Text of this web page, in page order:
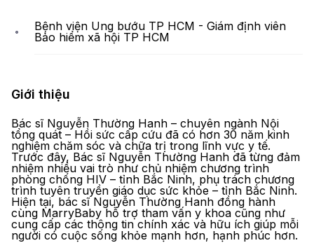
Bệnh viện Ung bướu TP HCM - Giám định viên
Bảo hiểm xã hội TP HCM
Giới thiệu
Bác sĩ Nguyễn Thường Hanh – chuyên ngành Nội
tổng quát – Hồi sức cấp cứu đã có hơn 30 năm kinh
nghiệm chăm sóc và chữa trị trong lĩnh vực y tế.
Trước đây, Bác sĩ Nguyễn Thường Hanh đã từng đảm
nhiệm nhiều vai trò như chủ nhiệm chương trình
phòng chống HIV – tỉnh Bắc Ninh, phụ trách chương
trình tuyên truyền giáo dục sức khỏe – tỉnh Bắc Ninh.
Hiện tại, bác sĩ Nguyễn Thường Hanh đồng hành
cùng MarryBaby hỗ trợ tham vấn y khoa cũng như
cung cấp các thông tin chính xác và hữu ích giúp mỗi
người có cuộc sống khỏe mạnh hơn, hạnh phúc hơn.